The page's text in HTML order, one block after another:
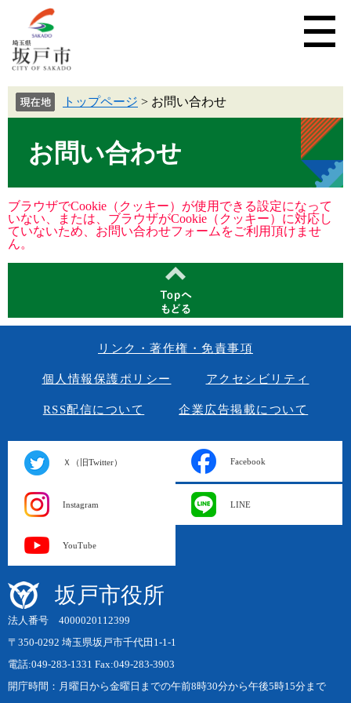
トップページ > お問い合わせ
お問い合わせ
ブラウザでCookie（クッキー）が使用できる設定になって
いない、または、ブラウザがCookie（クッキー）に対応し
ていないため、お問い合わせフォームをご利用頂けませ
ん。
リンク・著作権・免責事項
個人情報保護ポリシー アクセシビリティ
RSS配信について 企業広告掲載について
Ｘ（旧Twitter） Facebook
Instagram LINE
YouTube
坂戸市役所
法人番号 4000020112399
〒350-0292 埼玉県坂戸市千代田1-1-1
電話:049-283-1331 Fax:049-283-3903
開庁時間：月曜日から金曜日までの午前8時30分から午後5時15分まで